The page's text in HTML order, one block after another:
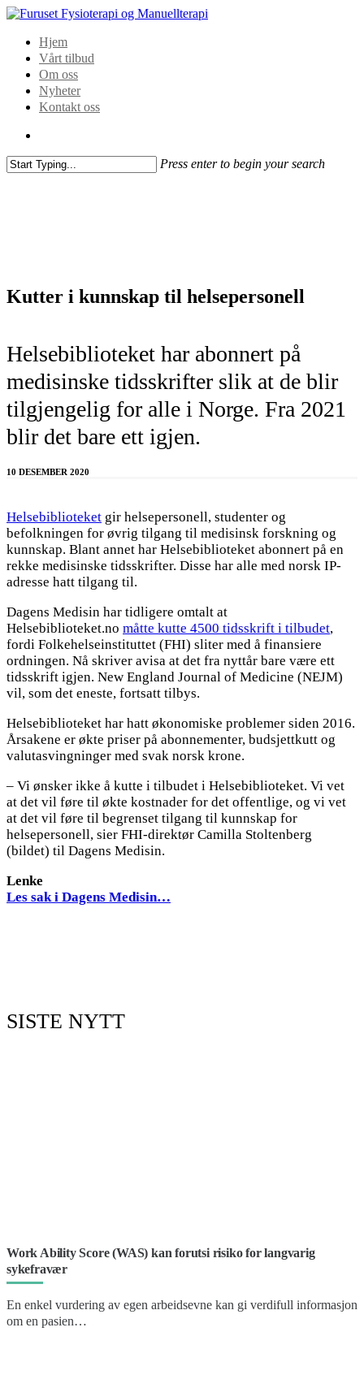
Hjem
Vårt tilbud
Om oss
Nyheter
Kontakt oss
Press enter to begin your search
Kutter i kunnskap til helsepersonell
Helsebiblioteket har abonnert på
medisinske tidsskrifter slik at de blir
tilgjengelig for alle i Norge. Fra 2021
blir det bare ett igjen.
10 DESEMBER 2020
Helsebiblioteket gir helsepersonell, studenter og
befolkningen for øvrig tilgang til medisinsk forskning og
kunnskap. Blant annet har Helsebiblioteket abonnert på en
rekke medisinske tidsskrifter. Disse har alle med norsk IP-
adresse hatt tilgang til.
Dagens Medisin har tidligere omtalt at
Helsebiblioteket.no måtte kutte 4500 tidsskrift i tilbudet,
fordi Folkehelseinstituttet (FHI) sliter med å finansiere
ordningen. Nå skriver avisa at det fra nyttår bare være ett
tidsskrift igjen. New England Journal of Medicine (NEJM)
vil, som det eneste, fortsatt tilbys.
Helsebiblioteket har hatt økonomiske problemer siden 2016.
Årsakene er økte priser på abonnementer, budsjettkutt og
valutasvingninger med svak norsk krone.
– Vi ønsker ikke å kutte i tilbudet i Helsebiblioteket. Vi vet
at det vil føre til økte kostnader for det offentlige, og vi vet
at det vil føre til begrenset tilgang til kunnskap for
helsepersonell, sier FHI-direktør Camilla Stoltenberg
(bildet) til Dagens Medisin.
Lenke
Les sak i Dagens Medisin…
SISTE NYTT
Work Ability Score (WAS) kan forutsi risiko for langvarig
sykefravær
En enkel vurdering av egen arbeidsevne kan gi verdifull informasjon
om en pasien…